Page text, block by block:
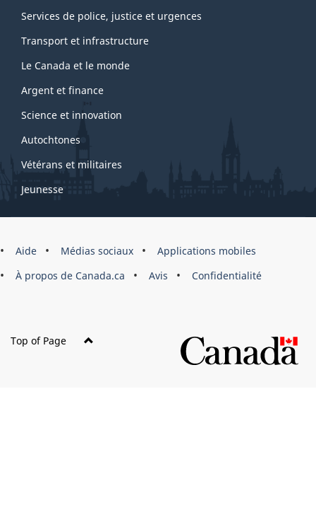
Services de police, justice et urgences
Transport et infrastructure
Le Canada et le monde
Argent et finance
Science et innovation
Autochtones
Vétérans et militaires
Jeunesse
Marque
du
Aide Médias sociaux
Applications mobiles
À propos de Canada.ca
Avis Confidentialité
Top of Page